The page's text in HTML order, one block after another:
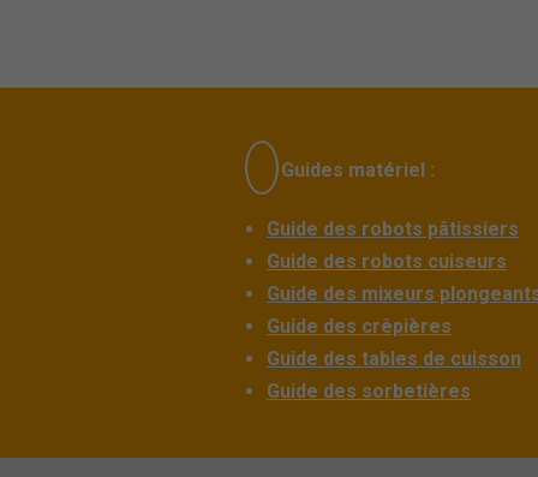
Guides matériel :
Guide des robots pâtissiers
Guide des robots cuiseurs
Guide des mixeurs
Guide des crêpières
Guide des tables de cuisson
Guide des sorbetières